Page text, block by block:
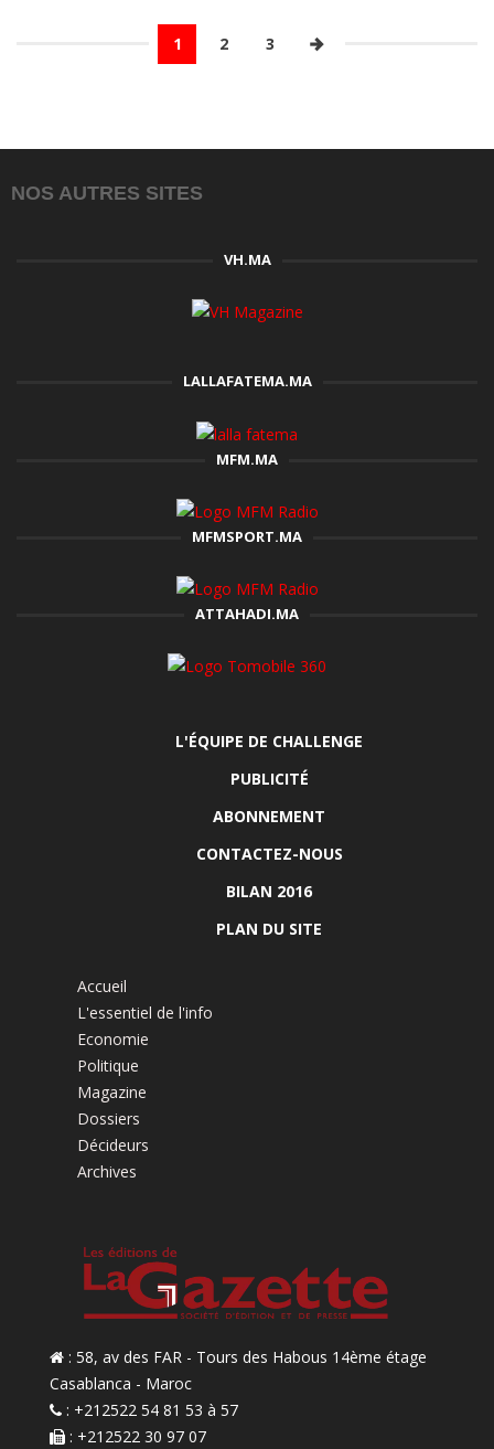
1 2 3
NOS AUTRES SITES
VH.MA
LALLAFATEMA.MA
MFM.MA
MFMSPORT.MA
ATTAHADI.MA
L'ÉQUIPE DE CHALLENGE
PUBLICITÉ
ABONNEMENT
CONTACTEZ-NOUS
BILAN 2016
PLAN DU SITE
Accueil
L'essentiel de l'info
Economie
Politique
Magazine
Dossiers
Décideurs
Archives
: 58, av des FAR - Tours des Habous 14ème étage
Casablanca - Maroc
: +212522 54 81 53 à 57
: +212522 30 97 07